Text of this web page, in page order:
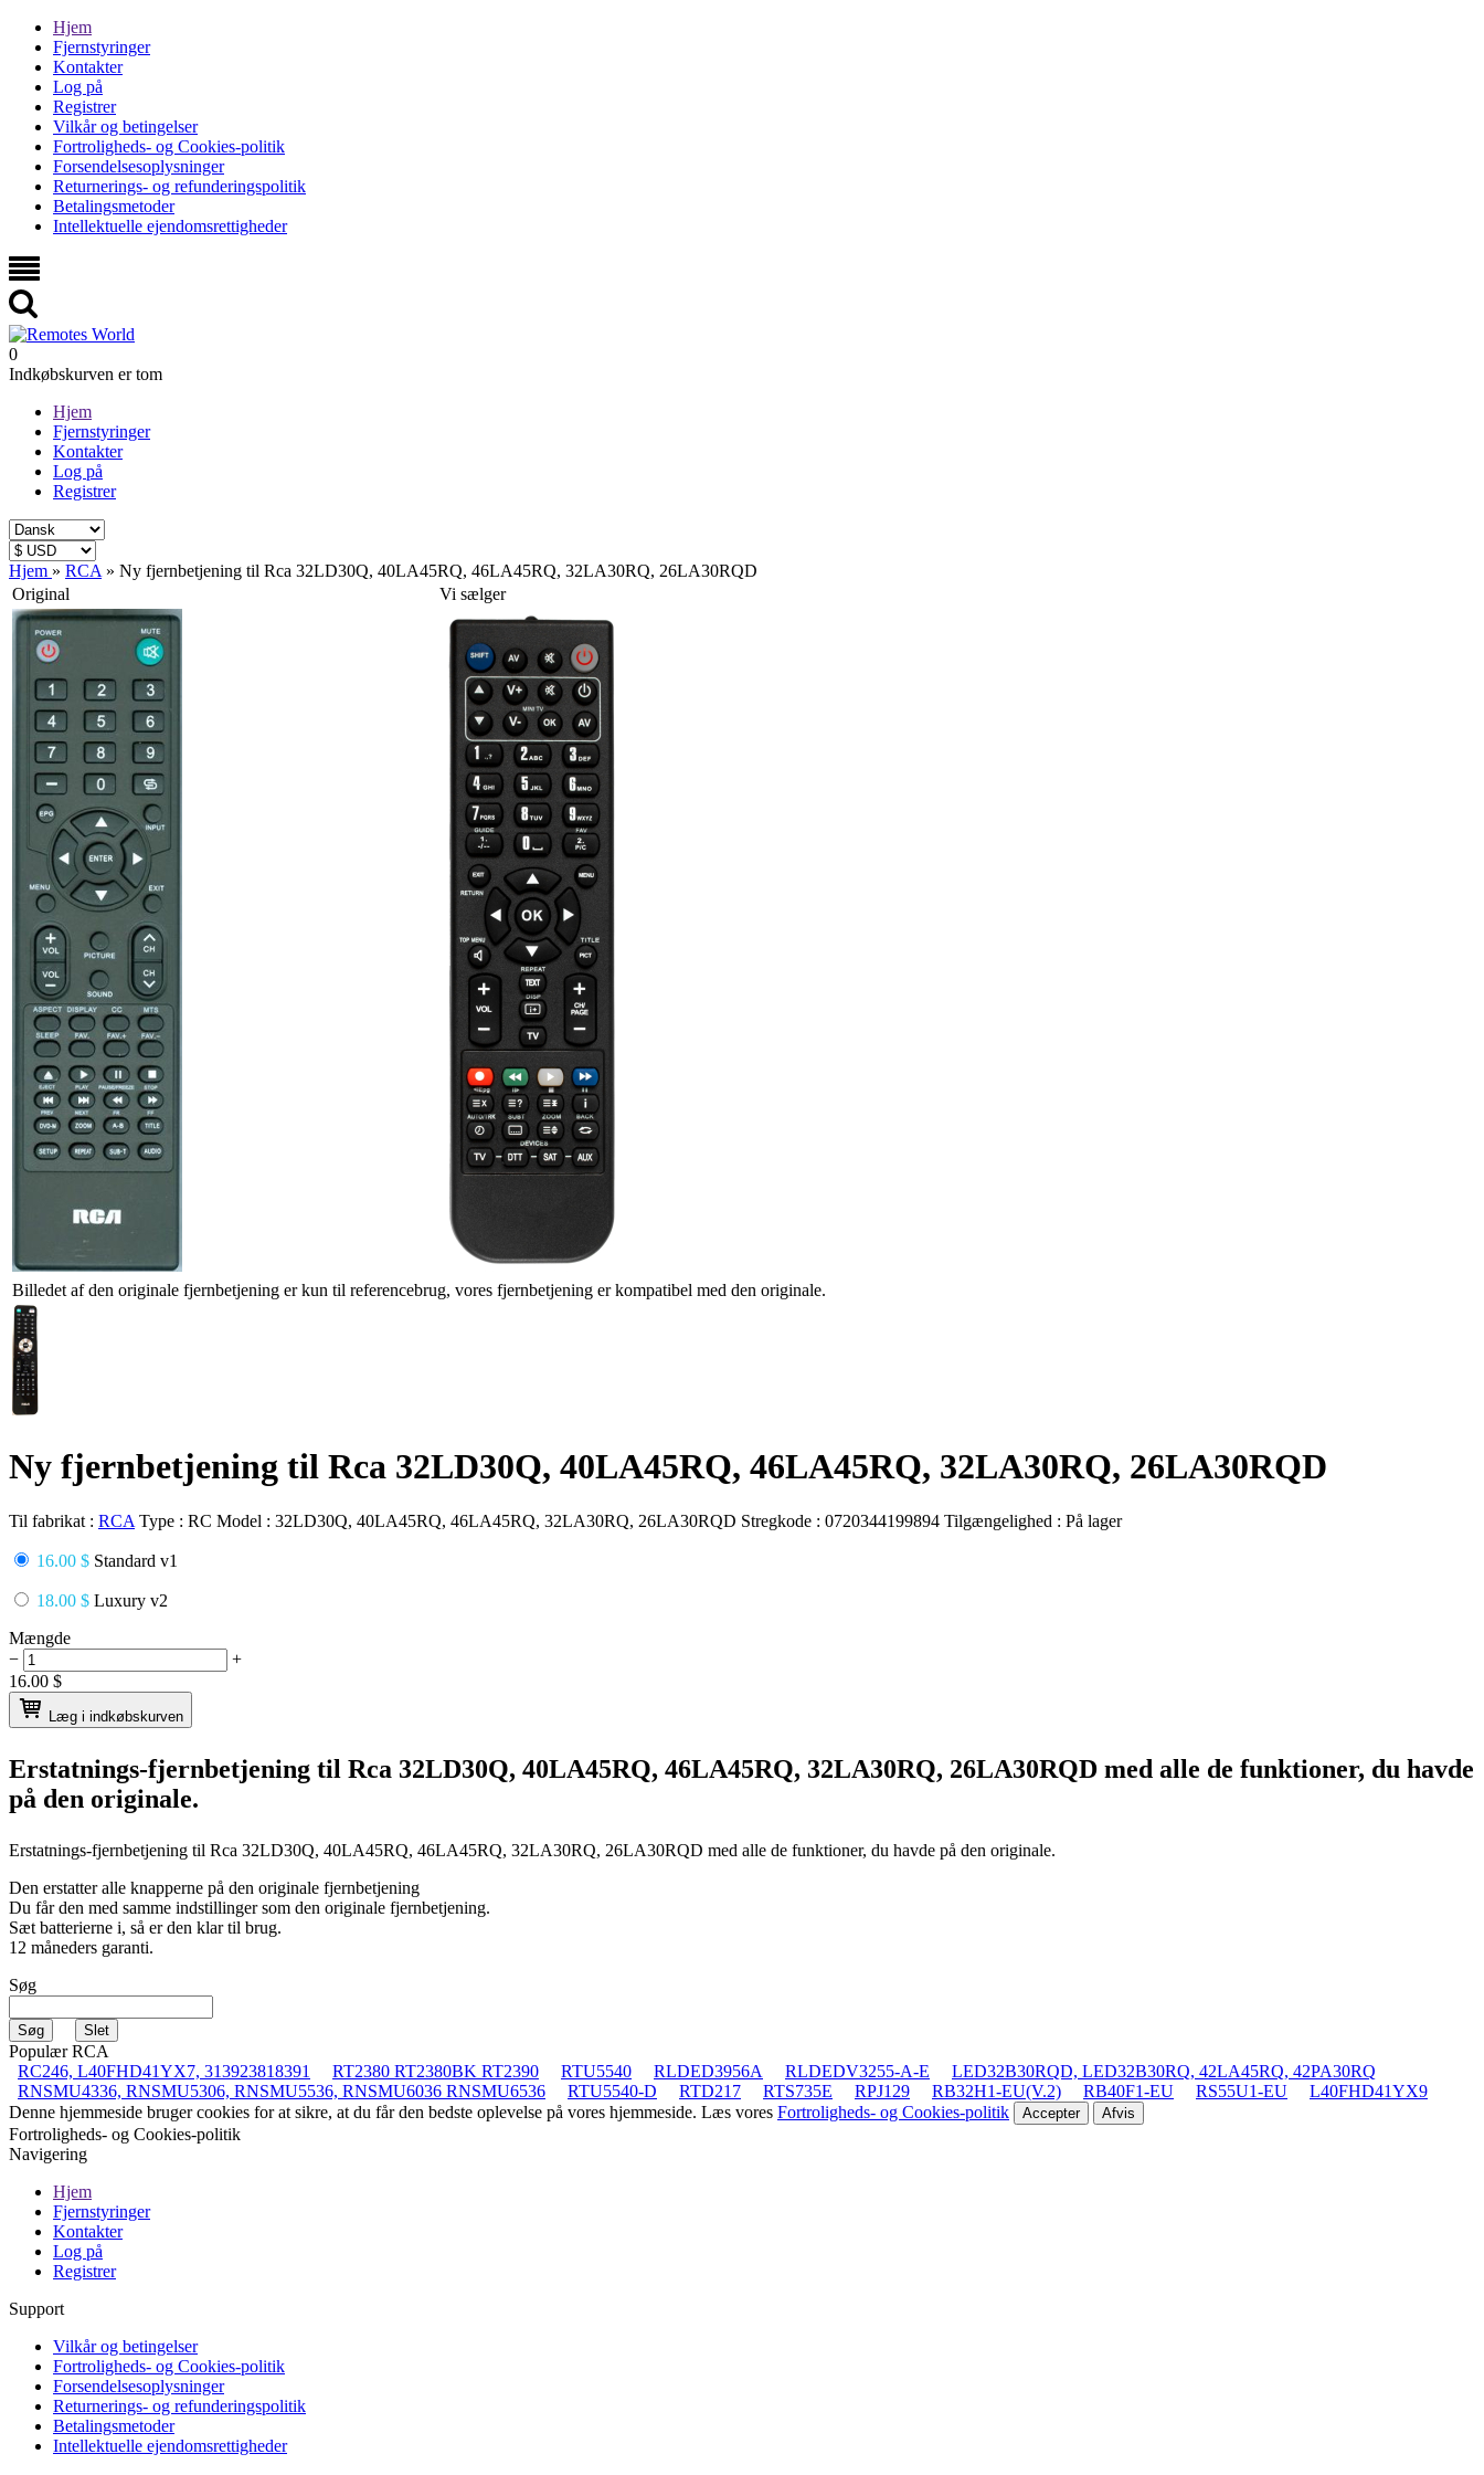
Hjem
Fjernstyringer
Kontakter
Log på
Registrer
Vilkår og betingelser
Fortroligheds- og Cookies-politik
Forsendelsesoplysninger
Returnerings- og refunderingspolitik
Betalingsmetoder
Intellektuelle ejendomsrettigheder
0
Indkøbskurven er tom
Hjem
Fjernstyringer
Kontakter
Log på
Registrer
Hjem » RCA » Ny fjernbetjening til Rca 32LD30Q, 40LA45RQ, 46LA45RQ, 32LA30RQ, 26LA30RQD
Original
Vi sælger
Billedet af den originale fjernbetjening er kun til referencebrug, vores fjernbetjening er kompatibel med den originale.
Ny fjernbetjening til Rca 32LD30Q, 40LA45RQ, 46LA45RQ, 32LA30RQ, 26LA30RQD
Til fabrikat : RCA Type : RC Model : 32LD30Q, 40LA45RQ, 46LA45RQ, 32LA30RQ, 26LA30RQD Stregkode : 0720344199894 Tilgængelighed : På lager
16.00 $ Standard v1
18.00 $ Luxury v2
Mængde
−
+
16.00 $
Læg i indkøbskurven
Erstatnings-fjernbetjening til Rca 32LD30Q, 40LA45RQ, 46LA45RQ, 32LA30RQ, 26LA30RQD med alle de funktioner, du havde
på den originale.
Erstatnings-fjernbetjening til Rca 32LD30Q, 40LA45RQ, 46LA45RQ, 32LA30RQ, 26LA30RQD med alle de funktioner, du havde på den originale.
Den erstatter alle knapperne på den originale fjernbetjening
Du får den med samme indstillinger som den originale fjernbetjening.
Sæt batterierne i, så er den klar til brug.
12 måneders garanti.
Søg
Populær RCA
RC246, L40FHD41YX7, 313923818391
RT2380 RT2380BK RT2390 RTU5540 RLDED3956A RLDEDV3255-A-E
LED32B30RQD, LED32B30RQ, 42LA45RQ, 42PA30RQ
RNSMU4336, RNSMU5306, RNSMU5536, RNSMU6036 RNSMU6536
RTU5540-D RTD217 RTS735E RPJ129 RB32H1-EU(V.2) RB40F1-EU RS55U1-EU
L40FHD41YX9
Denne hjemmeside bruger cookies for at sikre, at du får den bedste oplevelse på vores hjemmeside. Læs vores Fortroligheds- og Cookies-politik Accepter Afvis
Fortroligheds- og Cookies-politik
Navigering
Hjem
Fjernstyringer
Kontakter
Log på
Registrer
Support
Vilkår og betingelser
Fortroligheds- og Cookies-politik
Forsendelsesoplysninger
Returnerings- og refunderingspolitik
Betalingsmetoder
Intellektuelle ejendomsrettigheder